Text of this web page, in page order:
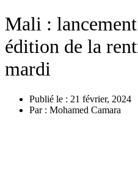
Mali :
édition de la
mardi
Publié le : 21 février, 2024
Par : Mohamed Camara